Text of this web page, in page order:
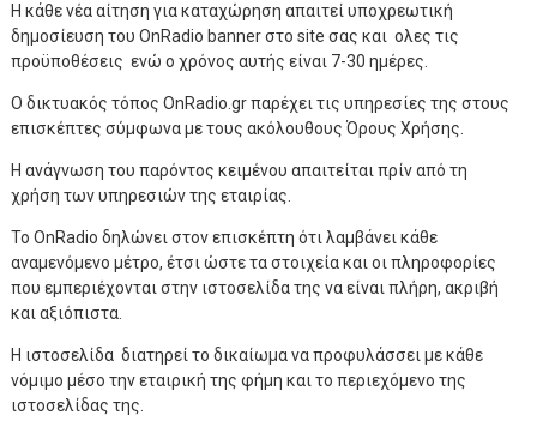
Η κάθε νέα αίτηση για καταχώρηση απαιτεί υποχρεωτική
δημοσίευση του OnRadio banner στο site σας και ολες τις
προϋποθέσεις ενώ ο χρόνος αυτής είναι 7-30 ημέρες.
Ο δικτυακός τόπος OnRadio.gr παρέχει τις υπηρεσίες της στους
επισκέπτες σύμφωνα με τους ακόλουθους Όρους Χρήσης.
Η ανάγνωση του παρόντος κειμένου απαιτείται πρίν από τη
χρήση των υπηρεσιών της εταιρίας.
Το OnRadio δηλώνει στον επισκέπτη ότι λαμβάνει κάθε
αναμενόμενο μέτρο, έτσι ώστε τα στοιχεία και οι πληροφορίες
που εμπεριέχονται στην ιστοσελίδα της να είναι πλήρη, ακριβή
και αξιόπιστα.
Η ιστοσελίδα διατηρεί το δικαίωμα να προφυλάσσει με κάθε
νόμιμο μέσο την εταιρική της φήμη και το περιεχόμενο της
ιστοσελίδας της.